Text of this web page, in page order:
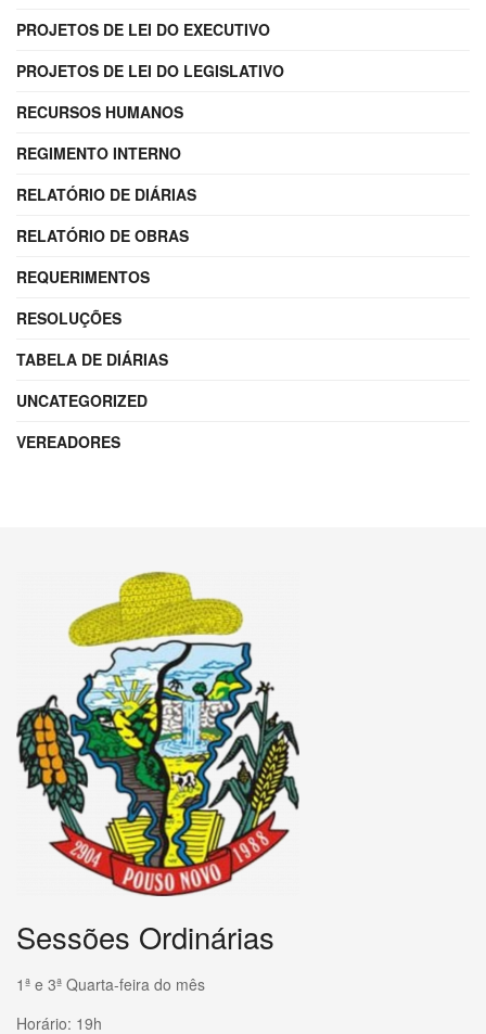
PROJETOS DE LEI DO EXECUTIVO
PROJETOS DE LEI DO LEGISLATIVO
RECURSOS HUMANOS
REGIMENTO INTERNO
RELATÓRIO DE DIÁRIAS
RELATÓRIO DE OBRAS
REQUERIMENTOS
RESOLUÇÕES
TABELA DE DIÁRIAS
UNCATEGORIZED
VEREADORES
Sessões Ordinárias
1ª e 3ª Quarta-feira do mês
Horário: 19h